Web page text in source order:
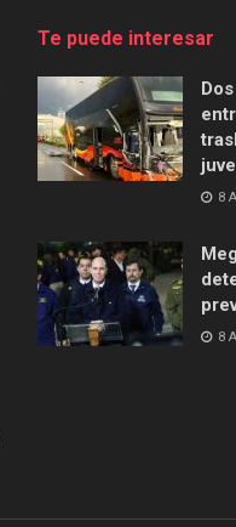
Te puede interesar
8
8